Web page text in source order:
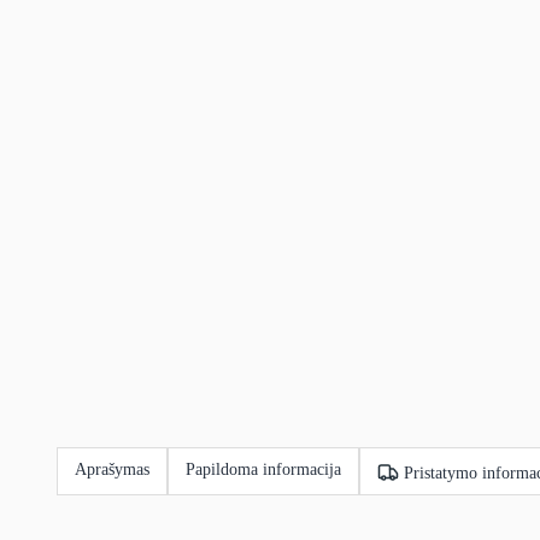
Aprašymas Papildoma informacija Pristatymo